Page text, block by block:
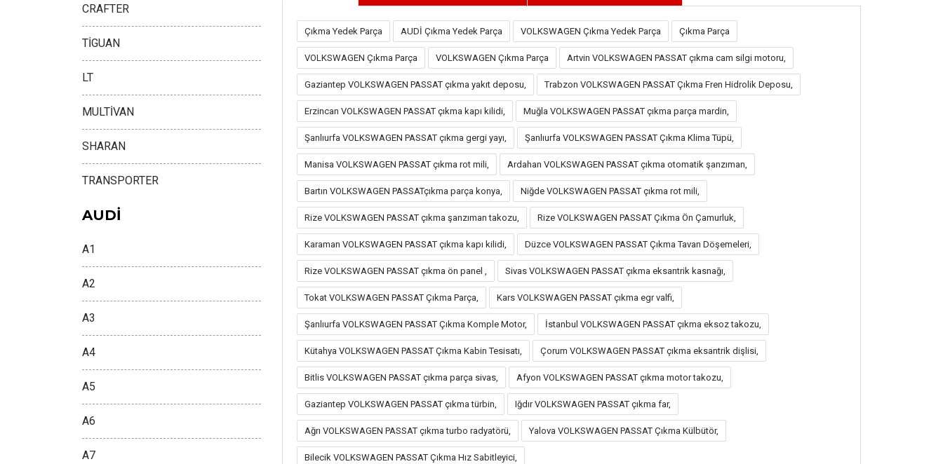
Çıkma Yedek Parça AUDİ Çıkma Yedek Parça VOLKSWAGEN Çıkma Yedek Parça Çıkma Parça
VOLKSWAGEN Çıkma Parça VOLKSWAGEN Çıkma Parça Artvin VOLKSWAGEN PASSAT çıkma cam silgi motoru,
Gaziantep VOLKSWAGEN PASSAT çıkma yakıt deposu, Trabzon VOLKSWAGEN PASSAT Çıkma Fren Hidrolik Deposu,
Erzincan VOLKSWAGEN PASSAT çıkma kapı kilidi, Muğla VOLKSWAGEN PASSAT çıkma parça mardin,
Şanlıurfa VOLKSWAGEN PASSAT çıkma gergi yayı, Şanlıurfa VOLKSWAGEN PASSAT Çıkma Klima Tüpü,
Manisa VOLKSWAGEN PASSAT çıkma rot mili, Ardahan VOLKSWAGEN PASSAT çıkma otomatik şanzıman,
Bartın VOLKSWAGEN PASSATçıkma parça konya, Niğde VOLKSWAGEN PASSAT çıkma rot mili,
Rize VOLKSWAGEN PASSAT çıkma şanzıman takozu, Rize VOLKSWAGEN PASSAT Çıkma Ön Çamurluk,
Karaman VOLKSWAGEN PASSAT çıkma kapı kilidi, Düzce VOLKSWAGEN PASSAT Çıkma Tavan Döşemeleri,
Rize VOLKSWAGEN PASSAT çıkma ön panel , Sivas VOLKSWAGEN PASSAT çıkma eksantrik kasnağı,
Tokat VOLKSWAGEN PASSAT Çıkma Parça, Kars VOLKSWAGEN PASSAT çıkma egr valfi,
Şanlıurfa VOLKSWAGEN PASSAT Çıkma Komple Motor, İstanbul VOLKSWAGEN PASSAT çıkma eksoz takozu,
Kütahya VOLKSWAGEN PASSAT Çıkma Kabin Tesisatı, Çorum VOLKSWAGEN PASSAT çıkma eksantrik dişlisi,
Bitlis VOLKSWAGEN PASSAT çıkma parça sivas, Afyon VOLKSWAGEN PASSAT çıkma motor takozu,
Gaziantep VOLKSWAGEN PASSAT çıkma türbin, Iğdır VOLKSWAGEN PASSAT çıkma far,
Ağrı VOLKSWAGEN PASSAT çıkma turbo radyatörü, Yalova VOLKSWAGEN PASSAT Çıkma Külbütör,
Bilecik VOLKSWAGEN PASSAT Çıkma Hız Sabitleyici,
CRAFTER
TİGUAN
LT
MULTİVAN
SHARAN
TRANSPORTER
AUDİ
A1
A2
A3
A4
A5
A6
A7